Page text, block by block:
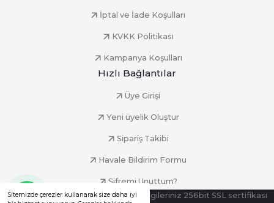
Sitemizde çerezler kullanarak size daha iyi
İptal ve İade Koşulları
KVKK Politikası
Kampanya Koşulları
Hızlı Bağlantılar
Üye Girişi
Yeni üyelik Oluştur
Sipariş Takibi
Havale Bildirim Formu
Şifremi Unuttum?
© Tüm Hakları Saklıdır. Kredi kartı bilgileriniz 256bit SSL sertifikası